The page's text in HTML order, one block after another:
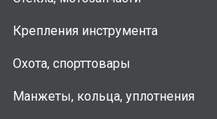
Крепления инструмента
Охота, спорттовары
Манжеты, кольца, уплотнения